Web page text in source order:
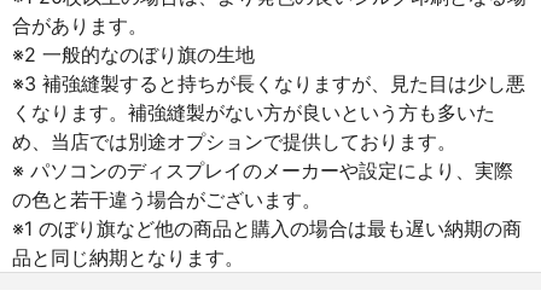
合があります。
※2 一般的なのぼり旗の生地
※3 補強縫製すると持ちが長くなりますが、見た目は少し悪
くなります。補強縫製がない方が良いという方も多いた
め、当店では別途オプションで提供しております。
※ パソコンのディスプレイのメーカーや設定により、実際
の色と若干違う場合がございます。
※1 のぼり旗など他の商品と購入の場合は最も遅い納期の商
品と同じ納期となります。